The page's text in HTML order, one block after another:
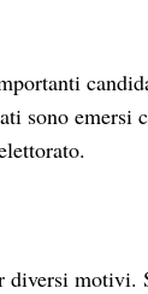
sono emersi
diversi motivi.